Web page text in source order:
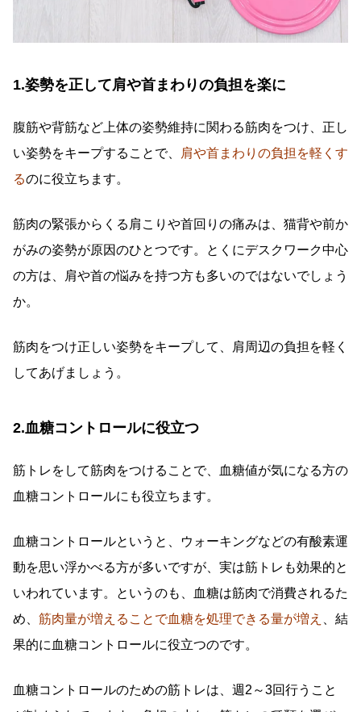
1.姿勢を正して肩や首まわりの負担を楽に
腹筋や背筋など上体の姿勢維持に関わる筋肉をつけ、正し
い姿勢をキープすることで、
肩や首まわりの負担を軽くす
るのに役立ちます。
筋肉の緊張からくる肩こりや首回りの痛みは、猫背や前か
がみの姿勢が原因のひとつです。とくにデスクワーク中心
の方は、肩や首の悩みを持つ方も多いのではないでしょう
か。
筋肉をつけ正しい姿勢をキープして、肩周辺の負担を軽く
してあげましょう。
2.血糖コントロールに役立つ
筋トレをして筋肉をつけることで、血糖値が気になる方の
血糖コントロールにも役立ちます。
血糖コントロールというと、ウォーキングなどの有酸素運
動を思い浮かべる方が多いですが、実は筋トレも効果的と
いわれています。というのも、血糖は筋肉で消費されるた
め、 筋肉量が増えることで血糖を処理できる量が増え
、結
果的に血糖コントロールに役立つのです。
血糖コントロールのための筋トレは、週2～3回行うこと